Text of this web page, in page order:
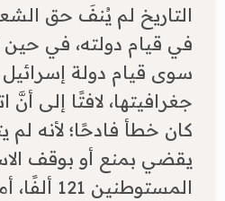
التاريخ لم يُنفَ حق
في قيام دولته، في حين
سوى قيام دولة
كان خطأ فادحًا؛ لأنه
يقضي بمنع أو بوقف
المستوطنين